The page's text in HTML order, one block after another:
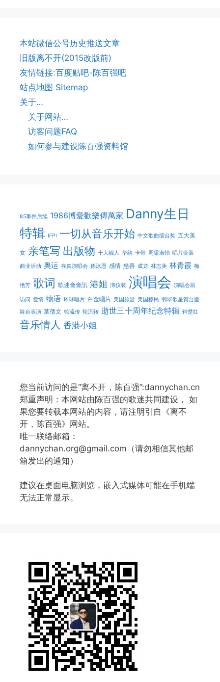
本站微信公号历史推送文章
旧版离不开(2015改版前)
友情链接:百度贴吧-陈百强吧
站点地图 Sitemap
关于…
关于网站…
访客问题FAQ
如何参与建设陈百强资料馆
85事件后续 1986博愛歡樂傳萬家 Danny生日
特辑 IFPI 一切从音乐开始 中文歌曲擂台奖 五大美
女 亲笔写 出版物 十大靓人 华纳 卡带 周梁淑怡 唱片套装
商业活动 奥运 存真演唱会 孫泳恩 感情 慈善 成龙 林志美 林青霞 梅
艳芳 歌词 歌迷會會訊 港姐 溥仪装 演唱会 演唱会前
访问 爱情 物语 环球唱片 白金唱片 美国旅游 美国移民 翡翠歌星賀台慶
舞台表演 葉蒨文 轮流传 轮流转 逝世三十周年纪念特辑 钟楚红
音乐情人 香港小姐
您当前访问的是“离不开，陈百强”:dannychan.cn
郑重声明：本网站由陈百强的歌迷共同建设， 如
果您要转载本网站的内容，请注明引自《离不
开，陈百强》网站。
唯一联络邮箱：
dannychan.org@gmail.com（请勿相信其他邮
箱发出的通知）
建议在桌面电脑浏览，嵌入式媒体可能在手机端
无法正常显示。